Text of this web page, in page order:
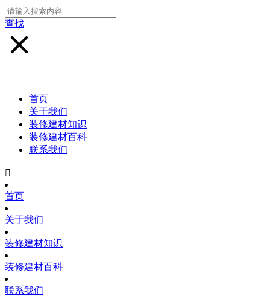
查找
首页
关于我们
装修建材知识
装修建材百科
联系我们

首页
关于我们
装修建材知识
装修建材百科
联系我们